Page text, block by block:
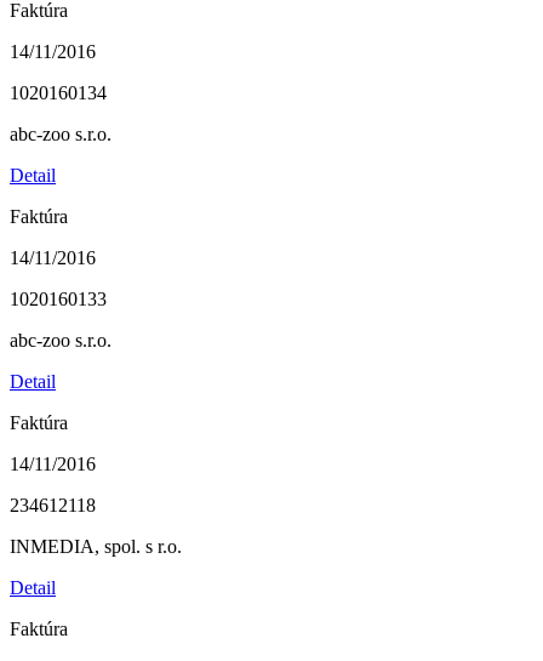
Faktúra
14/11/2016
1020160134
abc-zoo s.r.o.
Detail
Faktúra
14/11/2016
1020160133
abc-zoo s.r.o.
Detail
Faktúra
14/11/2016
234612118
INMEDIA, spol. s r.o.
Detail
Faktúra